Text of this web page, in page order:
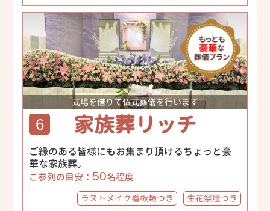
式場を借りて仏式葬儀を行います
6 家族葬リッチ
ご縁のある皆様にもお集まり頂けるちょっと豪
華な家族葬。
ご参列の目安： 50名程度
ラストメイク看板類つき 生花祭壇つき